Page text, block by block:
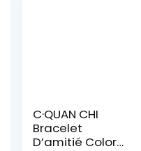
C·QUAN CHI
Bracelet
D’amitié Coloré